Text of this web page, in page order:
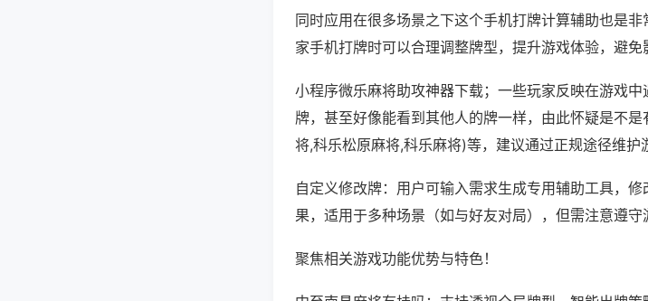
同时应用在很多场景之下这个手机打牌计算辅助也是
家手机打牌时可以合理调整牌型，提升游戏体验，避免
小程序微乐麻将助攻神器下载；一些玩家反映在游戏
牌，甚至好像能看到其他人的牌一样，由此怀疑是不
将,科乐松原麻将,科乐麻将)等，建议通过正规途径维护
自定义修改牌：用户可输入需求生成专用辅助工具，
果，适用于多种场景（如与好友对局），但需注意遵守
聚焦相关游戏功能优势与特色！